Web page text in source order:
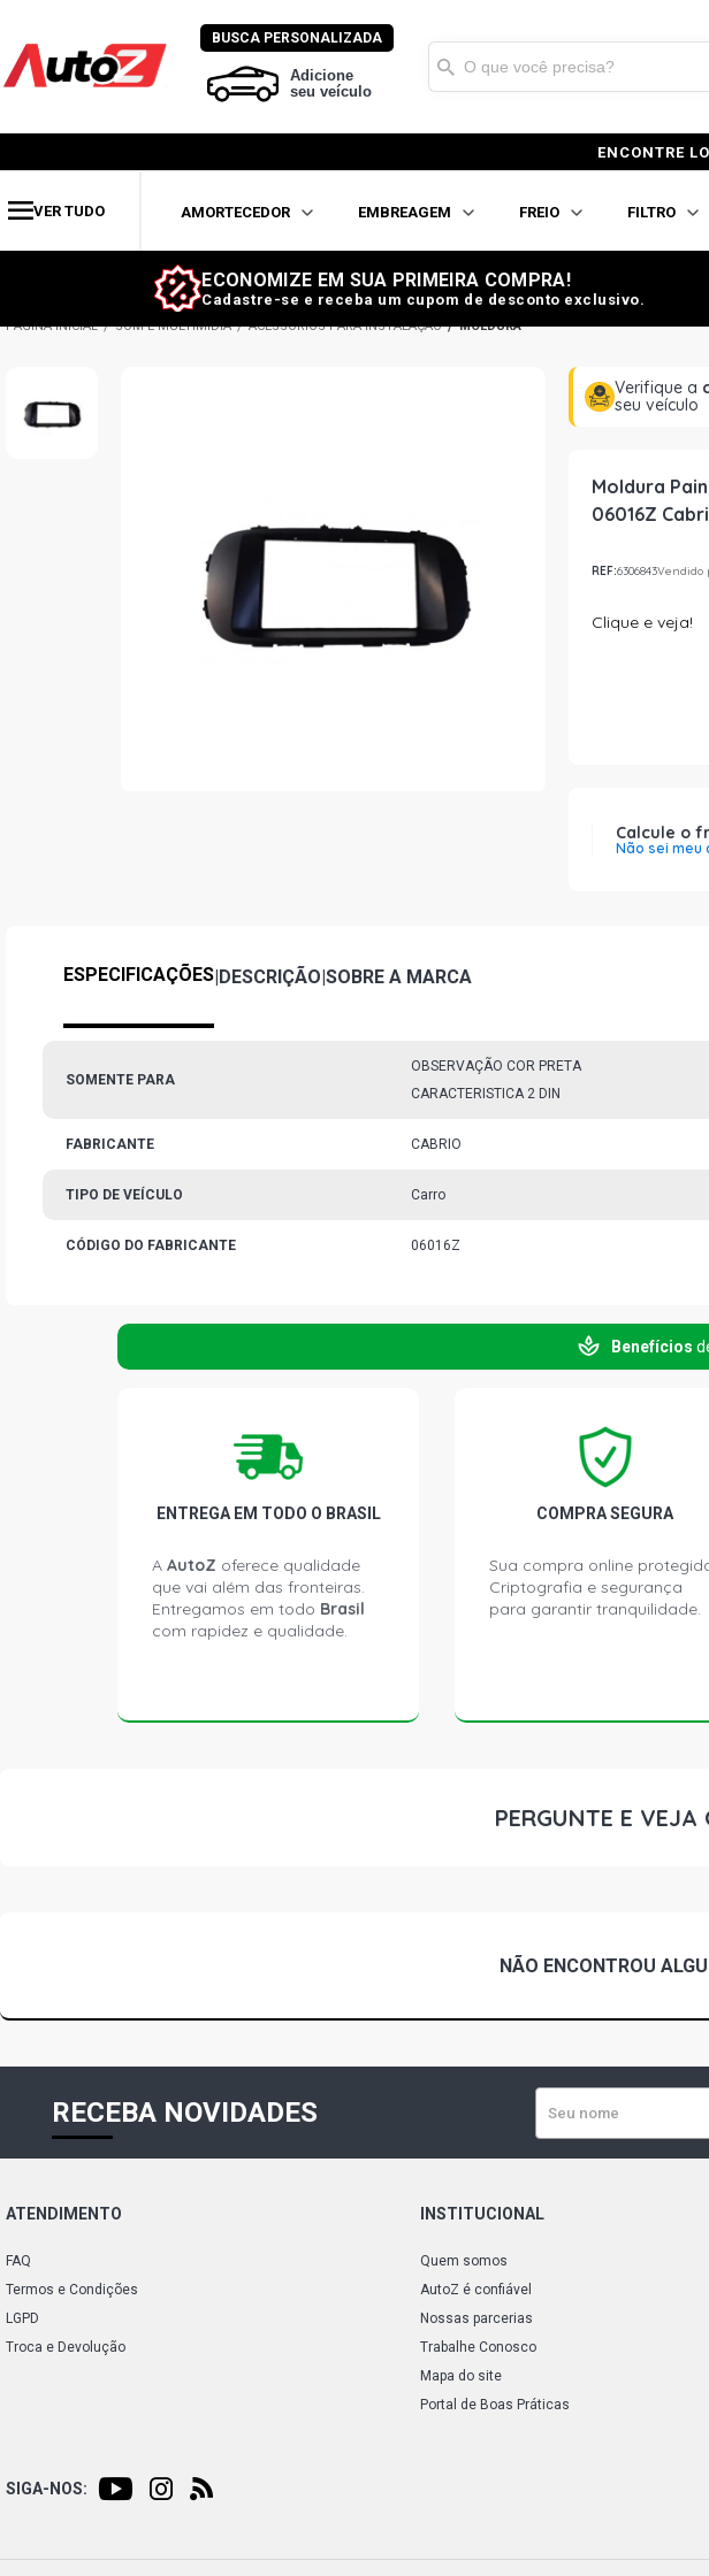
BUSCA PERSONALIZADA
Adicione
seu veículo
ENCONTRE
VER TUDO AMORTECEDOR EMBREAGEM FREIO FILTRO
ECONOMIZE EM SUA PRIMEIRA COMPRA!
Cadastre-se e receba um cupom de desconto exclusivo.
SOM E MULTIMÍDIA ACESSÓRIOS PARA INSTALAÇÃO MOLDURA
Verifique a
seu veículo
Moldura
06016Z
REF:6306843Vendido
Clique e veja!
Calcule o
Não sei meu
ESPECIFICAÇÕES|DESCRIÇÃO|SOBRE A MARCA
SOMENTE PARA
OBSERVAÇÃO COR PRETA
CARACTERISTICA 2 DIN
FABRICANTE CABRIO
TIPO DE VEÍCULO Carro
CÓDIGO DO FABRICANTE 06016Z
Benefícios
ENTREGA EM TODO O BRASIL
A AutoZ oferece qualidade
que vai além das fronteiras.
Entregamos em todo Brasil
com rapidez e qualidade.
COMPRA SEGURA
Sua compra online
Criptografia e segurança
para garantir tranquilidade.
PERGUNTE E VEJA
NÃO ENCONTROU
RECEBA NOVIDADES
ATENDIMENTO
FAQ
Termos e Condições
LGPD
Troca e Devolução
INSTITUCIONAL
Quem somos
AutoZ é confiável
Nossas parcerias
Trabalhe Conosco
Mapa do site
Portal de Boas Práticas
SIGA-NOS: